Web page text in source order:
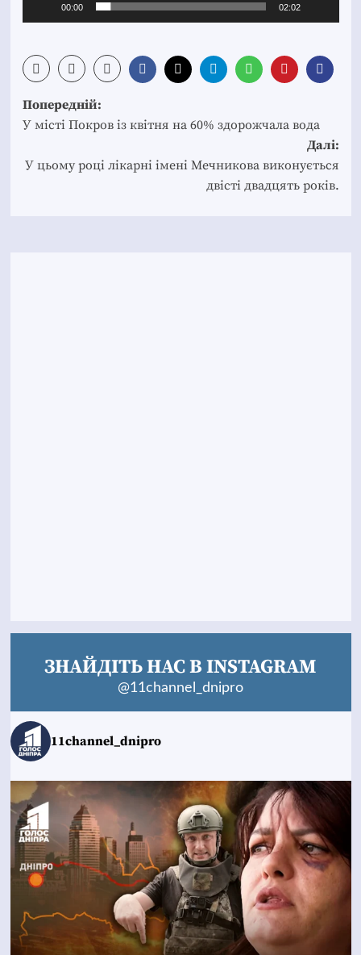
00:00 02:02
Post
navigation
Попередній:
У місті Покров із квітня на 60% здорожчала вода
Далі:
У цьому році лікарні імені Мечникова виконується
двісті двадцять років.
ЗНАЙДІТЬ НАС В INSTAGRAM
@11channel_dnipro
11channel_dnipro